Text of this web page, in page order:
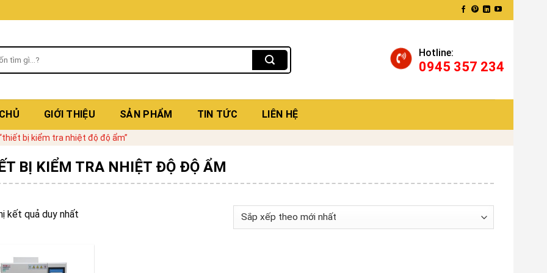
Hotline:
0945 357 234
GIỚI THIỆU SẢN PHẨM TIN TỨC LIÊN HỆ
bị kiểm tra nhiệt độ độ ẩm”
BỊ KIỂM TRA NHIỆT ĐỘ ĐỘ ẨM
kết quả duy nhất